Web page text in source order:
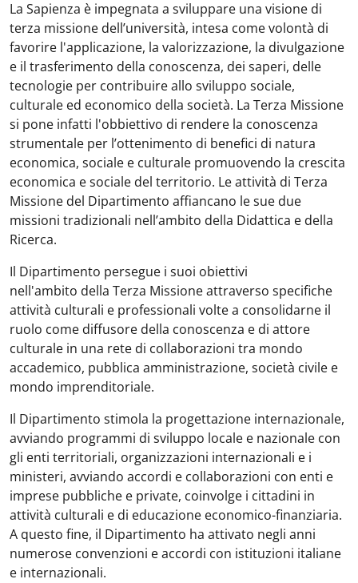
La Sapienza è impegnata a sviluppare una visione di
terza missione dell’università, intesa come volontà di
favorire l'applicazione, la valorizzazione, la divulgazione
e il trasferimento della conoscenza, dei saperi, delle
tecnologie per contribuire allo sviluppo sociale,
culturale ed economico della società. La Terza Missione
si pone infatti l'obbiettivo di rendere la conoscenza
strumentale per l’ottenimento di benefici di natura
economica, sociale e culturale promuovendo la crescita
economica e sociale del territorio. Le attività di Terza
Missione del Dipartimento affiancano le sue due
missioni tradizionali nell’ambito della Didattica e della
Ricerca.
Il Dipartimento persegue i suoi obiettivi
nell'ambito della Terza Missione attraverso specifiche
attività culturali e professionali volte a consolidarne il
ruolo come diffusore della conoscenza e di attore
culturale in una rete di collaborazioni tra mondo
accademico, pubblica amministrazione, società civile e
mondo imprenditoriale.
Il Dipartimento stimola la progettazione internazionale,
avviando programmi di sviluppo locale e nazionale con
gli enti territoriali, organizzazioni internazionali e i
ministeri, avviando accordi e collaborazioni con enti e
imprese pubbliche e private, coinvolge i cittadini in
attività culturali e di educazione economico-finanziaria.
A questo fine, il Dipartimento ha attivato negli anni
numerose convenzioni e accordi con istituzioni italiane
e internazionali.